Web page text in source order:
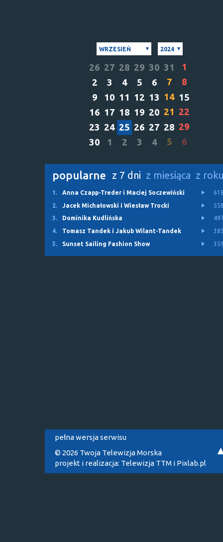
WRZESIEŃ 2024
26 27 28 29 30 31
1
2
3 4 5 6 7
8
9
10 11 12 13 14 15
16 17 18 19 20 21 22
23 24 25 26 27 28 29
30
1 2 3 4 5 6
popularne z 7 dni z miesiąca z
1. Anna Czapp-Treder i Maciej Soczewiński
2.
Jacek Michałowski i Wiesław Trocki
3.
Dominika Kudlińska
4.
Tomasz Tandek i Jakub Wilant-Tandek
5.
Sunset Sailing Fashion Show
pełna wersja serwisu
© 2026 Twoja Telewizja Morska
projekt i realizacja: Telewizja TTM i Pixlab.pl